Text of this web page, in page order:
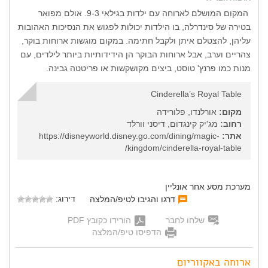
המקום המושלם לארוחה עם ילדות בגילאי 9-3. אולם מפואר
בטירה של סינדרלה, בו הילדות יכולות לפגוש את הנסיכות האהובות
עליהן, להצטלם איתן ולקבל חתימה. במקום מוגשות ארוחות בוקר,
צהריים וערב, אבל ארוחות הבוקר הן הידידותיות ביותר לילדים, עם
מנות כמו פרנץ' טוסט, ביצים מקושקשות או פריטטה גבינה.
Cinderella’s Royal Table
מקום: אורלנדו, פלורידה
רחוב: מג'יק קינגדום, דיסני וורלד
אתר: https://disneyworld.disney.go.com/dining/magic-
kingdom/cinderella-royal-table/
מערכת מסע אחר אונליין
דרגו והגיבו לטיפ/המלצה
דירוג:
שלחו לחבר
הורידו כקובץ PDF
הדפיסו טיפ/המלצה
ארוחה באקווריום